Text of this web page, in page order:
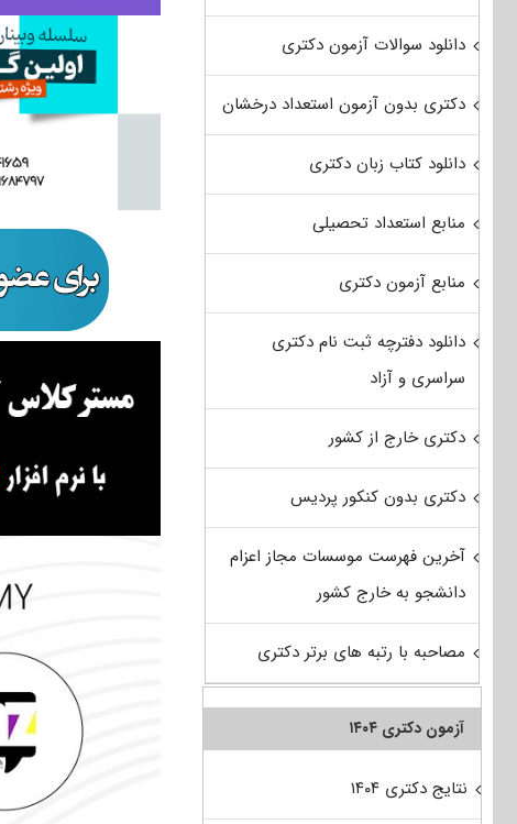
دانلود سوالات آزمون دکتری
دکتری بدون آزمون استعداد درخشان
دانلود کتاب زبان دکتری
منابع استعداد تحصیلی
منابع آزمون دکتری
دانلود دفترچه ثبت نام دکتری
سراسری و آزاد
دکتری خارج از کشور
دکتری بدون کنکور پردیس
آخرین فهرست موسسات مجاز اعزام
دانشجو به خارج کشور
مصاحبه با رتبه های برتر دکتری
آزمون دکتری ۱۴۰۴
نتایج دکتری ۱۴۰۴